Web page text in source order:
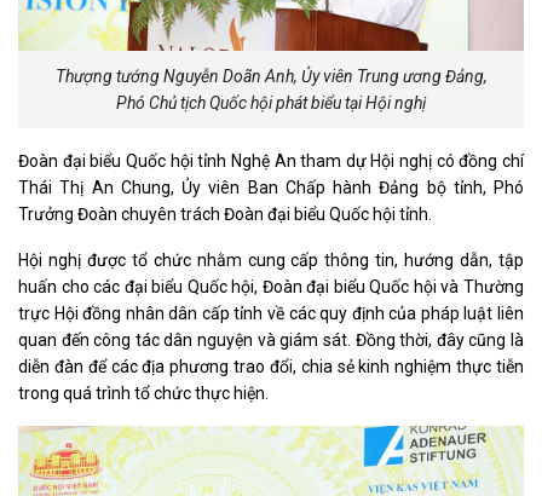
Thượng tướng Nguyễn Doãn Anh, Ủy viên Trung ương Đảng,
Phó Chủ tịch Quốc hội phát biểutại Hội nghị
Đoàn đại biểu Quốc hội tỉnh Nghệ An tham dự Hội nghị có đồng chí
Thái Thị An Chung, Ủy viên Ban Chấp hành Đảng bộ tỉnh, Phó
Trưởng Đoàn chuyên trách Đoàn đại biểu Quốc hội tỉnh.
Hội nghị được tổ chức nhằm cung cấp thông tin, hướng dẫn, tập
huấn cho các đại biểu Quốc hội, Đoàn đại biểu Quốc hội và Thường
trực Hội đồng nhân dân cấp tỉnh về các quy định của pháp luật liên
quan đến công tác dân nguyện và giám sát. Đồng thời, đây cũng là
diễn đàn để các địa phương trao đổi, chia sẻ kinh nghiệm thực tiễn
trong quá trình tổ chức thực hiện.